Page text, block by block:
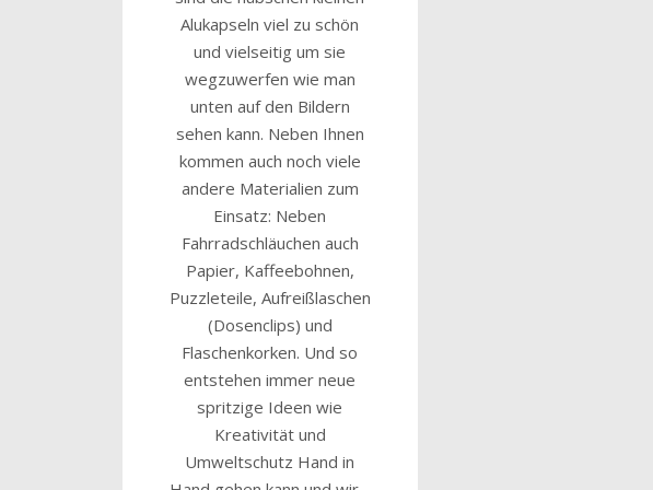
Alukapseln viel zu schön
und vielseitig um sie
wegzuwerfen wie man
unten auf den Bildern
sehen kann. Neben Ihnen
kommen auch noch viele
andere Materialien zum
Einsatz: Neben
Fahrradschläuchen auch
Papier, Kaffeebohnen,
Puzzleteile, Aufreißlaschen
(Dosenclips) und
Flaschenkorken. Und so
entstehen immer neue
spritzige Ideen wie
Kreativität und
Umweltschutz Hand in